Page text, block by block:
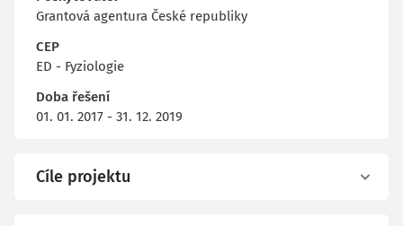
Grantová agentura České republiky
CEP
ED - Fyziologie
Doba řešení
01. 01. 2017 - 31. 12. 2019
Cíle projektu